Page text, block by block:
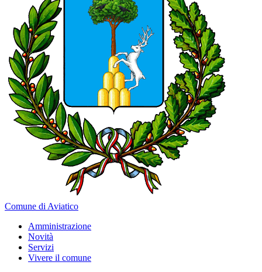
Comune di Aviatico
Amministrazione
Novità
Servizi
Vivere il comune